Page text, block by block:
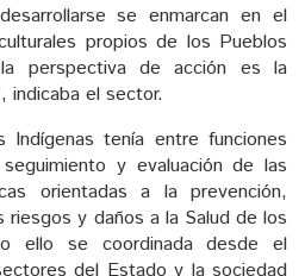
se enmarcan en el
propios de los Pueblos
perspectiva de acción es la
indicaba el sector.
Indígenas tenía entre funciones
y evaluación de las
orientadas a la prevención,
y daños a la Salud de los
ello se coordinada desde el
del Estado y la sociedad